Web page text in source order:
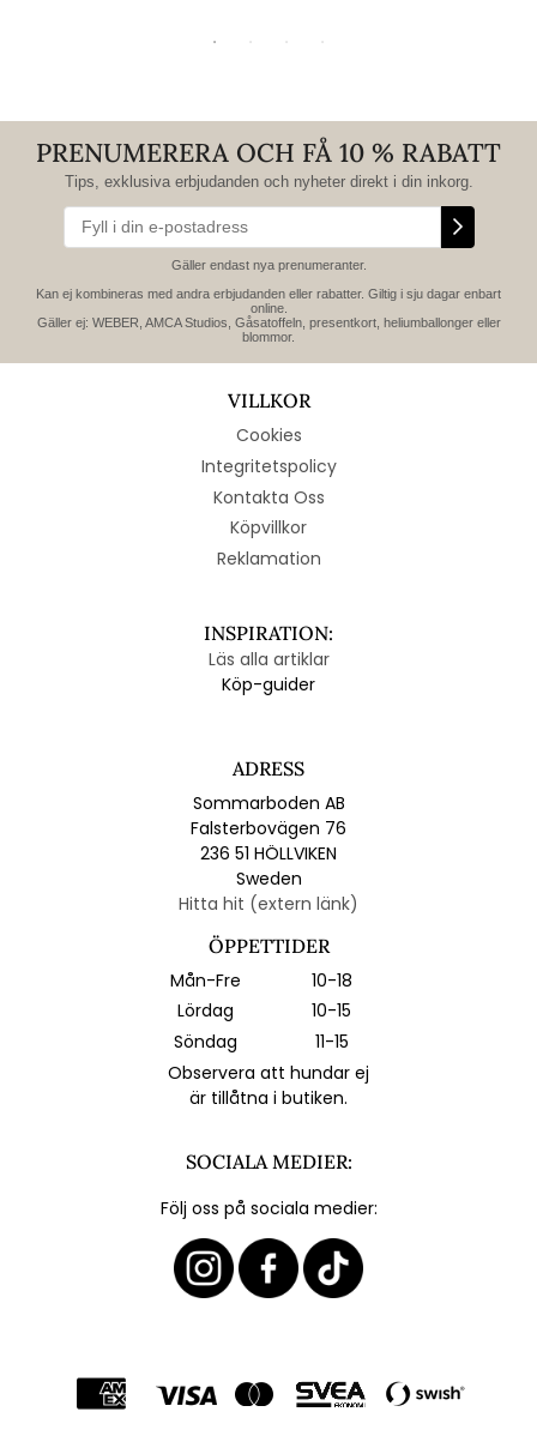
PRENUMERERA OCH FÅ 10 % RABATT
Tips, exklusiva erbjudanden och nyheter direkt i din inkorg.
Gäller endast nya prenumeranter.
Kan ej kombineras med andra erbjudanden eller rabatter. Giltig i sju dagar enbart
online.
Gäller ej: WEBER, AMCA Studios, Gåsatoffeln, presentkort, heliumballonger eller
blommor.
VILLKOR
Cookies
Integritetspolicy
Kontakta Oss
Köpvillkor
Reklamation
INSPIRATION:
Läs alla artiklar
Köp-guider
ADRESS
Sommarboden AB
Falsterbovägen 76
236 51 HÖLLVIKEN
Sweden
Hitta hit (extern länk)
ÖPPETTIDER
Mån-Fre
10-18
Lördag
10-15
Söndag
11-15
Observera att hundar ej
är tillåtna i butiken.
SOCIALA MEDIER:
Följ oss på sociala medier: